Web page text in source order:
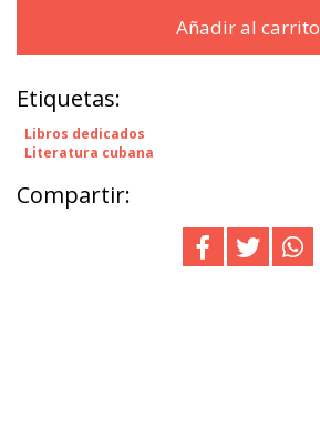
Añadir al carrito
Etiquetas:
Libros dedicados
Literatura cubana
Compartir: